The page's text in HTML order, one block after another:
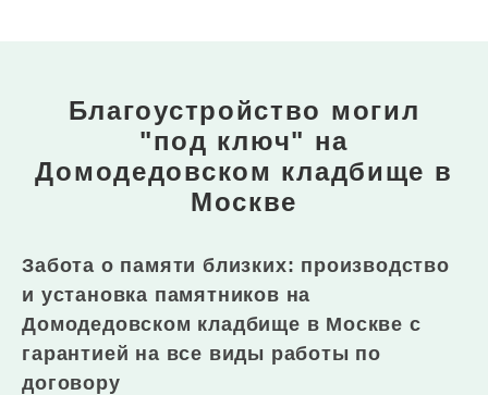
Благоустройство могил
"под ключ" на
Домодедовском кладбище в
Москве
Забота о памяти близких: производство
и установка памятников на
Домодедовском кладбище в Москве с
гарантией на все виды работы по
договору